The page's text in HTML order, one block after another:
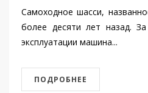
Самоходное шасси,
более десяти лет назад.
эксплуатации машина...
ПОДРОБНЕЕ